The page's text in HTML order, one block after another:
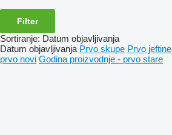
Filter
Sortiranje: Datum objavljivanja
Datum objavljivanja Prvo skupe Prvo jeftine
prvo novi Godina proizvodnje - prvo stare